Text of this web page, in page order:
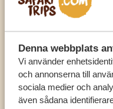
Denna webbplats
Vi använder
och annonserna till
sociala medier och
även sådana
SV: